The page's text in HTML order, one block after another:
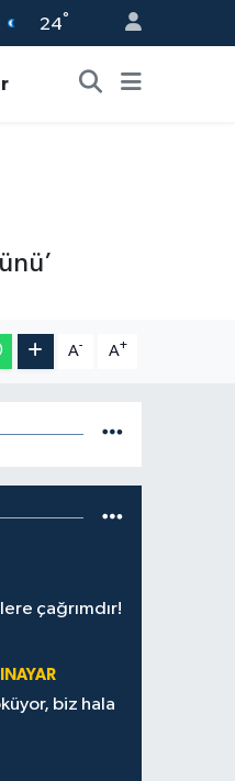
24°
A- A+
çağrımdır!
biz hala